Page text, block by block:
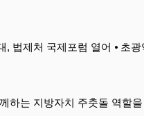
, 법제처 국제포럼 열어 ⦁ 초
하는 지방자치 주춧돌 역할